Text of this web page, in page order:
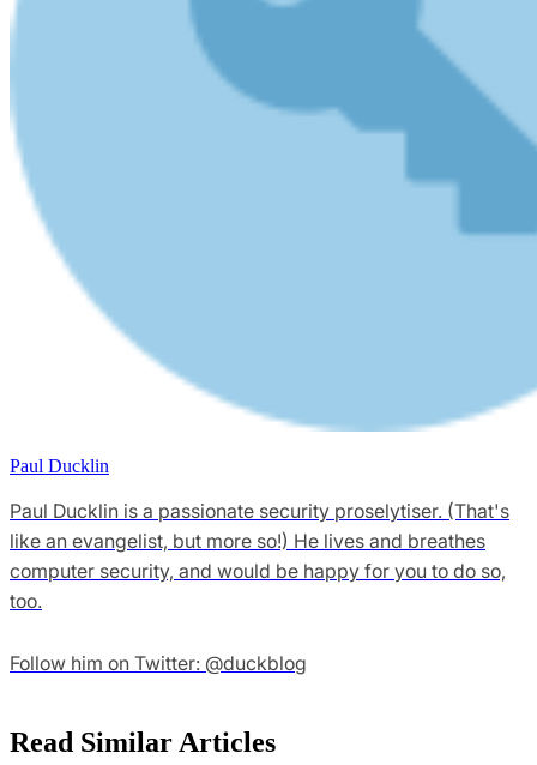
Paul Ducklin
Paul Ducklin is a passionate security proselytiser. (That's
like an evangelist, but more so!) He lives and breathes
computer security, and would be happy for you to do so,
too.
Follow him on Twitter: @duckblog
Read Similar Articles